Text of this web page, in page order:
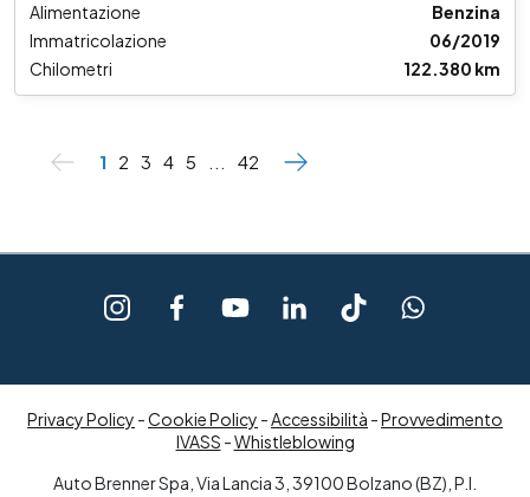
Alimentazione
Benzina
Immatricolazione
06/2019
Chilometri
122.380 km
1 2 3 4 5 42
Privacy Policy -Cookie Policy -Accessibilità -Provvedimento
IVASS -Whistleblowing
Auto Brenner Spa, Via Lancia 3, 39100 Bolzano (BZ), P.I.